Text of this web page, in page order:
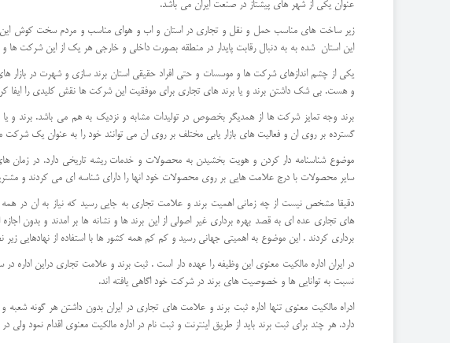
عنوان یکی از شهر های پیشتاز در صنعت ایران می باشد.
زیر ساخت های مناسب حمل و نقل و تجاری در استان و اب و هوای مناسب و مردم سخت کوش این
این استان شده به به دنبال رقابت پایدار در منطقه بصورت داخلی و خارجی هر یک از این شرکت ها و
یکی از چشم اندازهای شرکت ها و موسسات و حتی افراد حقیقی استان برند سازی و شهرت در بازار
و هست. بی شک داشتن برند و یا برند های تجاری برای موفقیت این شرکت ها نقش کلیدی را ایفا
برند وجه تمایز شرکت ها از همدیگر بخصوص در تولیدات مشابه و نزدیک به هم می باشد. برند و
گسترده بر روی ان و فعالیت های بازار یابی مختلف بر روی ان می توانند خود را به عنوان یک
موضوع شناسنامه دار کردن و هویت بخشیدن به محصولات و خدمات ریشه تاریخی دارد. در زمان
سایر محصولات با درج علامت هایی بر روی محصولات خود انها را دارای شناسه ای می کردند و
دقیقا مشخص نیست از چه زمانی اهمیت برند و علامت تجاری به جایی رسید که نیاز به ان در
های تجاری عده ای به قصد بهره برداری غیر اصولی از این برند ها و نشانه ها بر امدند و بدون
برداری کردند . این موضوع به اهمیتی جهانی رسید و کم کم همه کشور ها با استفاده از نهادهایی
در ایران اداره مالکیت معنوی این وظیفه را عهده دار است . ثبت برند و علامت تجاری دراین
نسبت به توانایی ها و خصوصیت های برند در شرکت خود اگاهی یافته اند.
ادراه مالکیت معنوی تنها اداره ثبت برند و علامت های تجاری در ایران بدون داشتن هر گونه
دارد. هر چند برای ثبت برند باید از طریق اینترنت و ثبت نام در اداره مالکیت معنوی اقدام نمود ولی